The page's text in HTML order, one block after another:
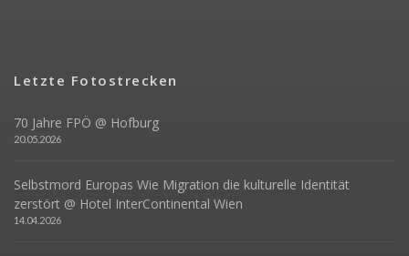
Letzte Fotostrecken
70 Jahre FPÖ @ Hofburg
20.05.2026
Selbstmord Europas Wie Migration die kulturelle Identität
zerstört @ Hotel InterContinental Wien
14.04.2026